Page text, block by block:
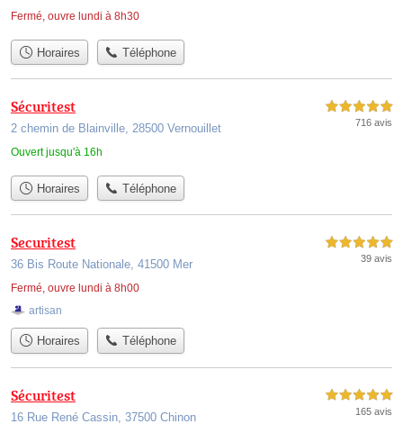
Fermé, ouvre lundi à 8h30
Horaires Téléphone
Sécuritest
2 chemin de Blainville, 28500 Vernouillet
Ouvert jusqu'à 16h
5,0 étoiles sur 5
716 avis
Horaires Téléphone
Securitest
36 Bis Route Nationale, 41500 Mer
Fermé, ouvre lundi à 8h00
5,0 étoiles sur 5
39 avis
artisan
Horaires Téléphone
Sécuritest
16 Rue René Cassin, 37500 Chinon
5,0 étoiles sur 5
165 avis